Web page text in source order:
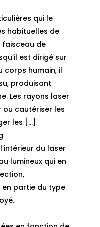
qui le
habituelles de
faisceau de
est dirigé sur
corps humain, il
produisant
Les rayons laser
ou cautériser les
les […]
du laser
lumineux qui en
partie du type